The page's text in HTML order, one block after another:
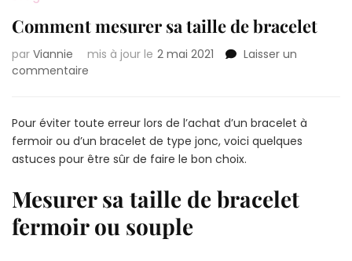
Comment mesurer sa taille de bracelet
par Viannie mis à jour le 2 mai 2021
Laisser un
commentaire
sa
taille
de
Pour éviter toute erreur lors de l’achat d’un bracelet à
fermoir ou d’un bracelet de type jonc, voici quelques
astuces pour être sûr de faire le bon choix.
Mesurer sa taille de bracelet
fermoir ou souple